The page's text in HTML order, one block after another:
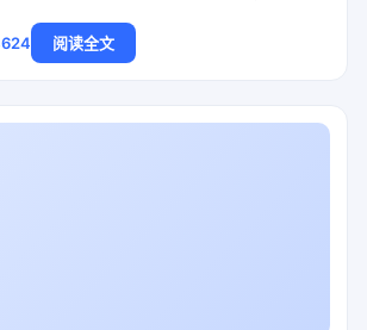
集团有限公司承办。来自100多家整车及零
部门、行业组织及汽车院校代表等共计
阅读全文